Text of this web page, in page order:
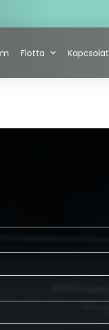
Flotta Kapcsolat